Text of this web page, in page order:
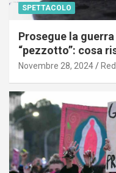
SPETTACOLO
Prosegue la
“pezzotto”: cosa
Novembre 28, 2024